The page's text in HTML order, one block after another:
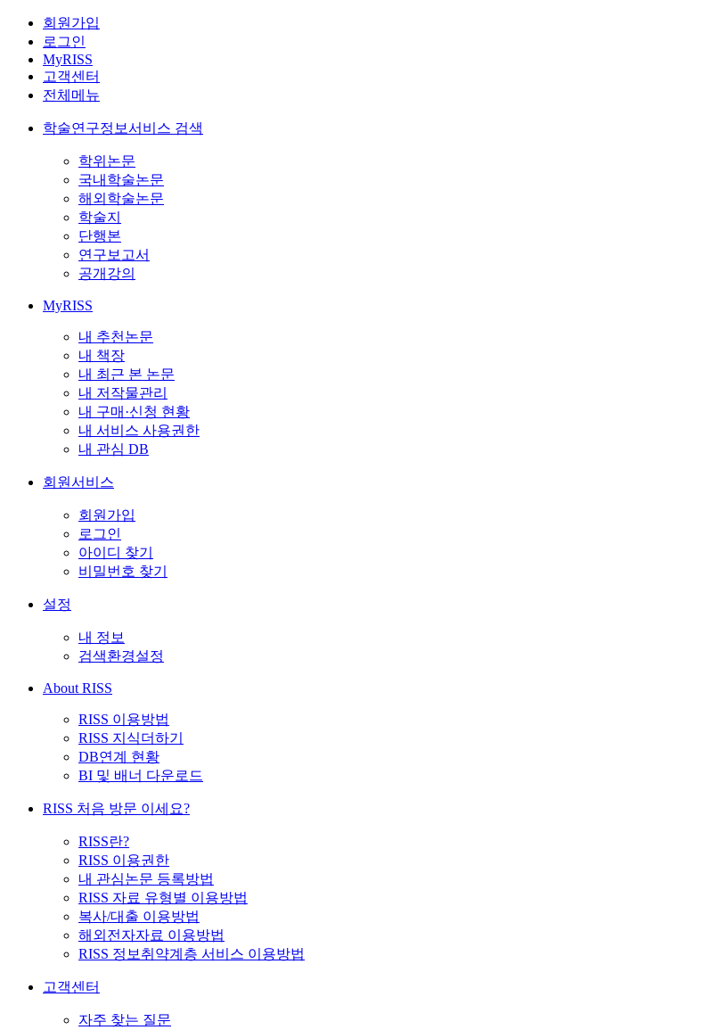
회원가입
로그인
MyRISS
고객센터
전체메뉴
학술연구정보서비스 검색
학위논문
국내학술논문
해외학술논문
학술지
단행본
연구보고서
공개강의
MyRISS
내 추천논문
내 책장
내 최근 본 논문
내 저작물관리
내 구매·신청 현황
내 서비스 사용권한
내 관심 DB
회원서비스
회원가입
로그인
아이디 찾기
비밀번호 찾기
설정
내 정보
검색환경설정
About RISS
RISS 이용방법
RISS 지식더하기
DB연계 현황
BI 및 배너 다운로드
RISS 처음 방문 이세요?
RISS란?
RISS 이용권한
내 관심논문 등록방법
RISS 자료 유형별 이용방법
복사/대출 이용방법
해외전자자료 이용방법
RISS 정보취약계층 서비스 이용방법
고객센터
자주 찾는 질문